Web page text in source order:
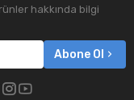
hakkında bilgi
Abone Ol